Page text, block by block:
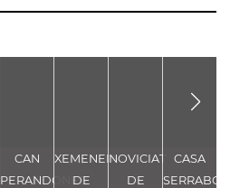
CAN
PERANDONES
XEMENEIA
DE
NOVICIAT
DE
CASA
SERRABOU